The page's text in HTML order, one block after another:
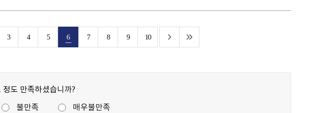
3 4 5 6 7 8 9 10
도 만족하셨습니까?
불만족 매우불만족